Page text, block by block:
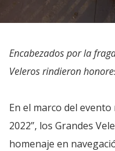
Encabezados por la
Veleros rindieron
En el marco del
2022”, los Grandes
homenaje en